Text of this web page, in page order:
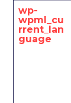
wp-
wpml_cu
rrent_lan
guage